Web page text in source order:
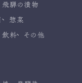
飛騨の漬物
惣菜
飲料 その他